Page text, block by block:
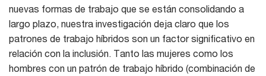
nuevas formas de trabajo que se están consolidando a
largo plazo, nuestra investigación deja claro que los
patrones de trabajo híbridos son un factor significativo en
relación con la inclusión. Tanto las mujeres como los
hombres con un patrón de trabajo híbrido (combinación de